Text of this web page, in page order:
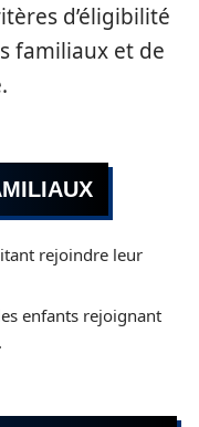
d’éligibilité
familiaux et de
rejoindre leur
enfants rejoignant